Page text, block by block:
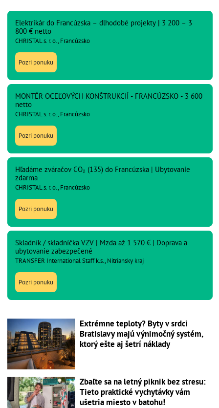
Elektrikár do Francúzska – dlhodobé projekty | 3 200 – 3
800 € netto
CHRISTAL s. r. o., Francúzsko
Pozri ponuku
MONTÉR OCEĽOVÝCH KONŠTRUKCIÍ - FRANCÚZSKO - 3 600
netto
CHRISTAL s. r. o., Francúzsko
Pozri ponuku
Hľadáme zváračov CO₂ (135) do Francúzska | Ubytovanie
zdarma
CHRISTAL s. r. o., Francúzsko
Pozri ponuku
Skladník / skladníčka VZV | Mzda až 1 570 € | Doprava a
ubytovanie zabezpečené
TRANSFER International Staff k.s., Nitriansky kraj
Pozri ponuku
Extrémne teploty? Byty v srdci
Bratislavy majú výnimočný systém,
ktorý ešte aj šetrí náklady
Zbaľte sa na letný piknik bez stresu:
Tieto praktické vychytávky vám
ušetria miesto v batohu!